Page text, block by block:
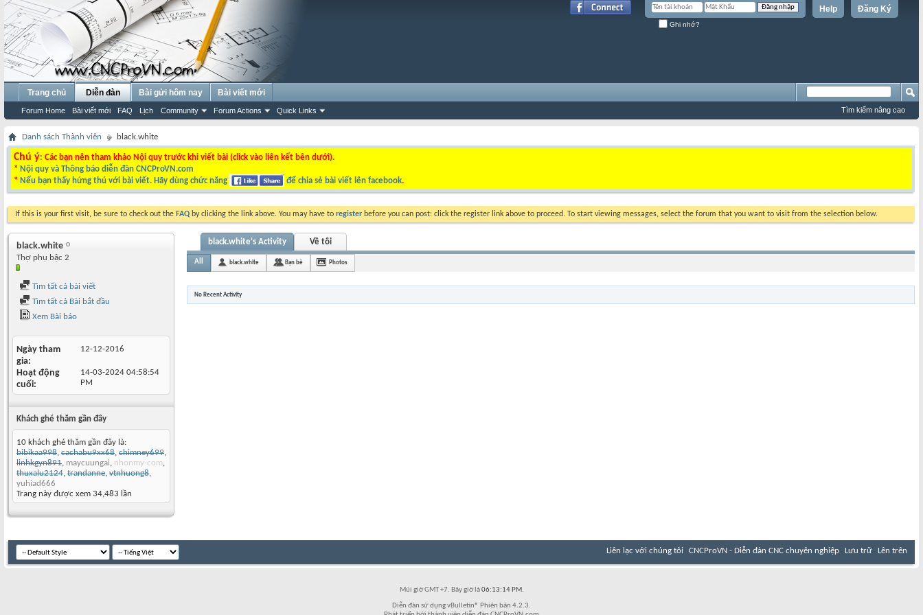
Đăng Ký
Help
Ghi nhớ?
Trang chủ Diễn đàn
Forum Home Bài viết mới FAQ Lịch Community Forum Actions Quick Links
Bài gửi hôm nay Bài viết mới
Tìm kiếm nâng cao
Danh sách Thành viên black.white
Chú ý: Các bạn nên tham khảo Nội quy trước khi viết bài (click vào liên kết bên dưới).
* Nội quy và Thông báo diễn đàn CNCProVN.com
* Nếu bạn thấy hứng thú với bài viết. Hãy dùng chức năng để chia sẻ bài viết lên facebook.
If this is your first visit, be sure to check out the FAQ by clicking the link above. You may have to register before you can post: click the register link above to proceed. To start viewing messages, select the forum that you want to visit from the selection below.
black.white
Thợ phụ bậc 2
Tìm tất cả bài viết
Tìm tất cả Bài bắt đầu
Xem Bài báo
Ngày tham
gia
12-12-2016
Hoạt động
cuối
14-03-2024 04:58:54
PM
Khách ghé thăm gần đây
10 khách ghé thăm gần đây là:
bibikaa998, cachabu9xx68, chimney699,
linhkgyn891, maycuungai, nhonmy-com,
thuxalu2124, trandanne, vtnhuong8,
yuhiad666
Trang này được xem 34,483 lần
black.white's Activity Về tôi
All black.white Bạn bè Photos
No Recent Activity
Liên lạc với chúng tôi CNCProVN - Diễn đàn CNC chuyên nghiệp Lưu trữ Lên trên
Múi giờ GMT +7. Bây giờ là06:13:14 PM.
Diễn đàn sử dụng vBulletin® Phiên bản 4.2.3.